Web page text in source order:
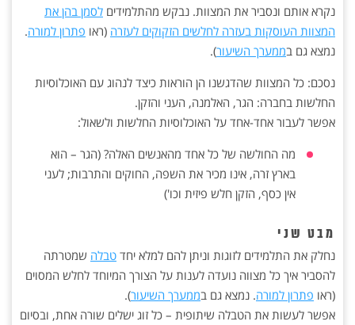
נקרא אותם ונסביר את המצוות. נבקש מהתלמידים לסמן בהן את
המצוות העוסקות בעזרה לחלשים הזקוקים לעזרה (ראו פתרון למורה.
נמצא גם בממערך השיעור).
נסכם: כל המצוות שהדגשנו הן הוראות כיצד לנהוג עם האוכלוסיות
החלשות בחברה: הגר, האלמנה, העני והזקן.
אפשר לעבור אחד-אחד על האוכלוסיות החלשות ולשאול:
מה החולשה של כל אחד מהאנשים האלה? (הגר – הוא
בארץ זרה, אינו מכיר את השפה, החוקים והתרבות; לעני
אין כסף, הזקן חלש פיזית וכו')
מבט שני
נחלק את התלמידים לזוגות וניתן להם למלא יחד טבלה שמטרתה
להסביר איך כל מצווה נועדה לענות על הצורך המיוחד לחלש המסוים
(ראו פתרון למורה. נמצא גם בממערך השיעור).
אפשר לעשות את הטבלה שיתופית – כל זוג ישלים שורה אחת, ובסיום